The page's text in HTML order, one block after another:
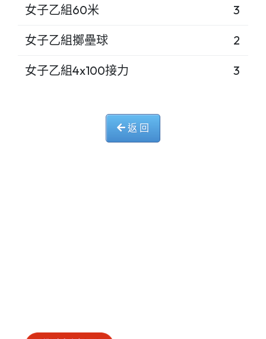
女子乙組60米 3
女子乙組擲壘球 2
女子乙組4x100接力 3
返 回